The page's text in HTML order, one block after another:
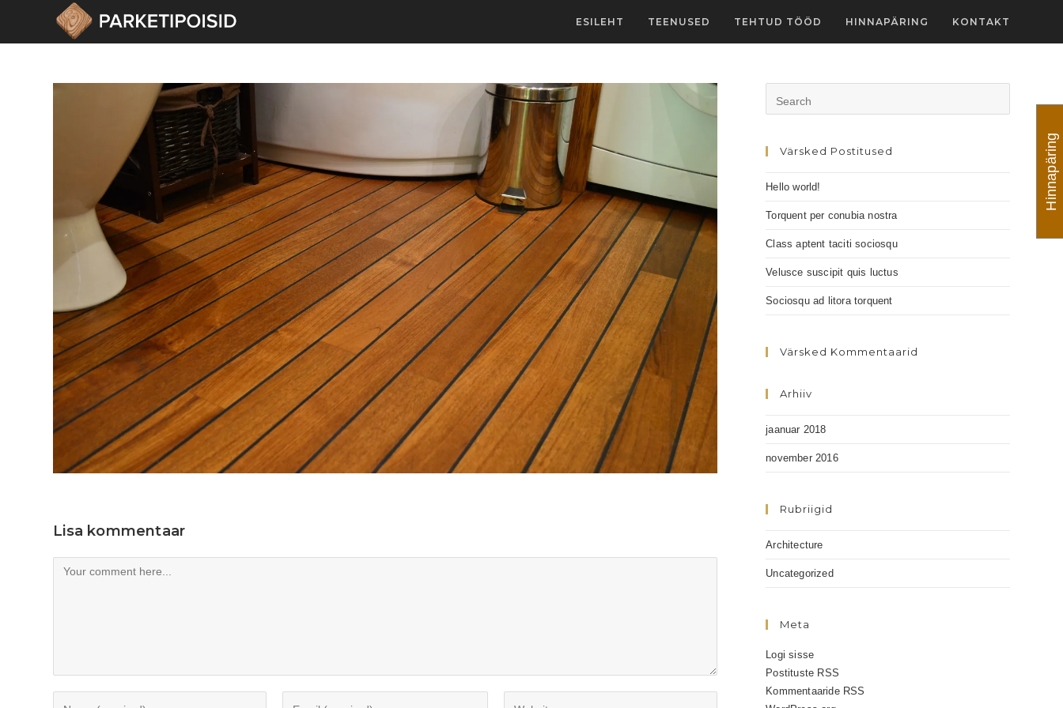
ESILEHT TEENUSED TEHTUD TÖÖD HINNAPÄRING KONTAKT
Lisa kommentaar
Värsked Postitused
Hello world!
Torquent per conubia nostra
Class aptent taciti sociosqu
Velusce suscipit quis luctus
Sociosqu ad litora torquent
Värsked Kommentaarid
Arhiiv
jaanuar 2018
november 2016
Rubriigid
Architecture
Uncategorized
Meta
Logi sisse
Postituste RSS
Kommentaaride RSS
Hinnapäring